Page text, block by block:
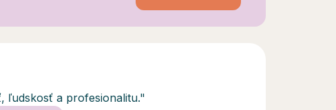
ľudskosť a profesionalitu."